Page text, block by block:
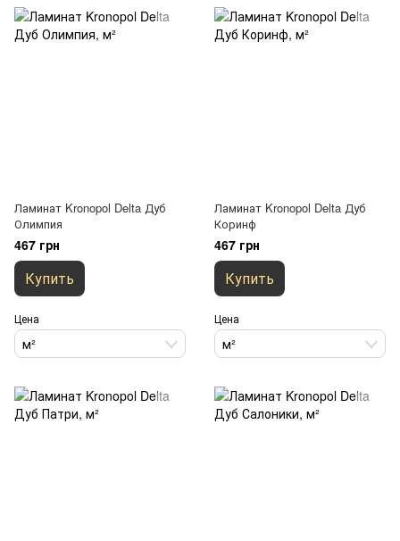
Ламинат Kronopol Delta Дуб
Олимпия
467 грн
Купить
Цена
м²
Ламинат Kronopol Delta Дуб
Коринф
467 грн
Купить
Цена
м²